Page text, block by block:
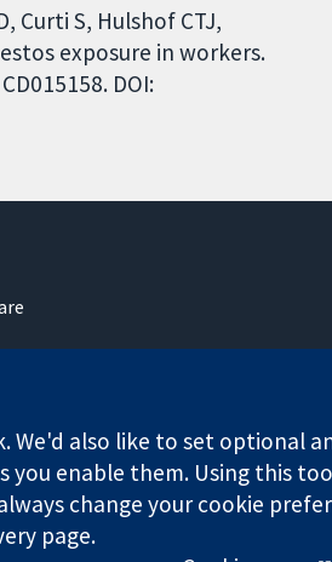
Curti S, Hulshof CTJ,
exposure in workers.
DOI:
03044323) registered in England
We'd also like to set optional
enable them. Using this
change your cookie
page.